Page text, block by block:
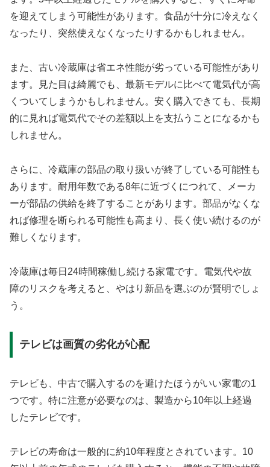
を迎えてしまう可能性があります。食品が十分に冷えなく
なったり、突然使えなくなったりするかもしれません。
また、古い冷蔵庫は省エネ性能が劣っている可能性があり
ます。見た目は綺麗でも、最新モデルに比べて電気代が高
くついてしまうかもしれません。安く購入できても、長期
的に見れば電気代でその差額以上を支払うことになるかも
しれません。
さらに、冷蔵庫の部品の取り扱いが終了している可能性も
あります。耐用年数である8年に近づくにつれて、メーカ
ーが部品の供給を終了することがあります。部品がなくな
れば修理を断られる可能性も高まり、長く使い続けるのが
難しくなります。
冷蔵庫は毎日24時間稼働し続ける家電です。電気代や故
障のリスクを考えると、やはり新品を選ぶのが賢明でしょ
う。
テレビは画質の劣化が心配
テレビも、中古で購入するのを避けたほうがいい家電の1
つです。特に注意が必要なのは、製造から10年以上経過
したテレビです。
テレビの寿命は一般的に約10年程度とされています。10